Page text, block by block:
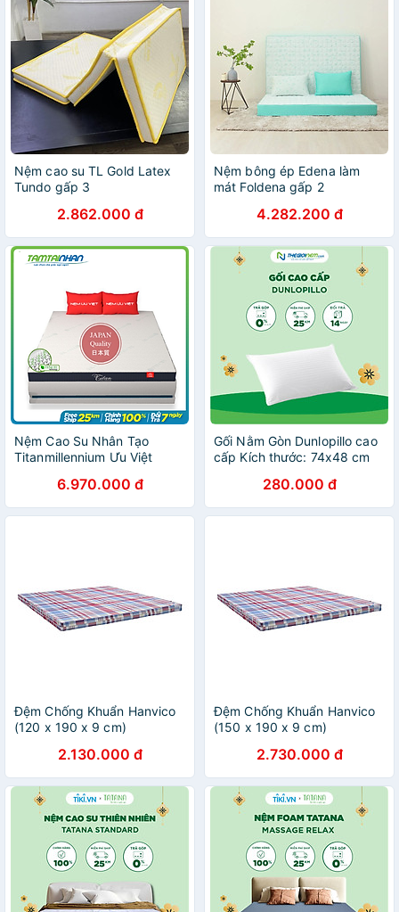
Nệm cao su TL Gold Latex
Tundo gấp 3
2.862.000 đ
Nệm bông ép Edena làm
mát Foldena gấp 2
4.282.200 đ
Nệm Cao Su Nhân Tạo
Titanmillennium Ưu Việt
6.970.000 đ
Gối Nằm Gòn Dunlopillo cao
cấp Kích thước: 74x48 cm
280.000 đ
Đệm Chống Khuẩn Hanvico
(120 x 190 x 9 cm)
2.130.000 đ
Đệm Chống Khuẩn Hanvico
(150 x 190 x 9 cm)
2.730.000 đ